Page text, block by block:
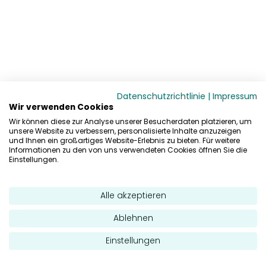
Datenschutzrichtlinie | Impressum
Wir verwenden Cookies
Wir können diese zur Analyse unserer Besucherdaten platzieren, um
unsere Website zu verbessern, personalisierte Inhalte anzuzeigen
und Ihnen ein großartiges Website-Erlebnis zu bieten. Für weitere
Informationen zu den von uns verwendeten Cookies öffnen Sie die
Einstellungen.
Alle akzeptieren
Ablehnen
Einstellungen